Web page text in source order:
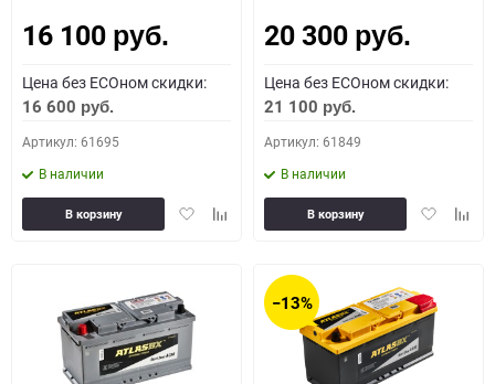
16 100 руб.
Цена без ECOном скидки:
16 600 руб.
Артикул: 61695
В наличии
ДобавитьДобавить
В корзину
20 300 руб.
Цена без ECOном скидки:
21 100 руб.
Артикул: 61849
В наличии
Добавить
В корзину
−13%